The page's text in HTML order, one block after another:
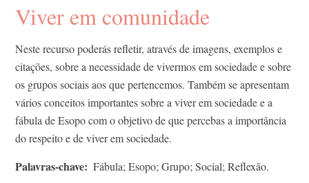
Viver em comunidade
Neste recurso poderás refletir, através de imagens, exemplos e
citações, sobre a necessidade de vivermos em sociedade e sobre
os grupos sociais aos que pertencemos. Também se apresentam
vários conceitos importantes sobre a viver em sociedade e a
fábula de Esopo com o objetivo de que percebas a importância
do respeito e de viver em sociedade.
Palavras-chave Fábula; Esopo; Grupo; Social; Reflexão.